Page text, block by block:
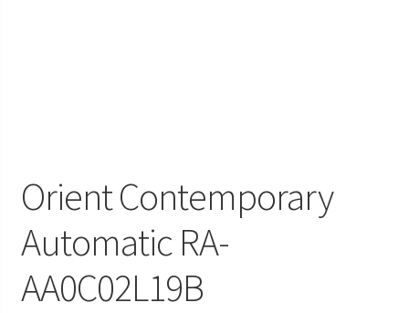
Orient Contemporary
Automatic RA-
AA0C02L19B